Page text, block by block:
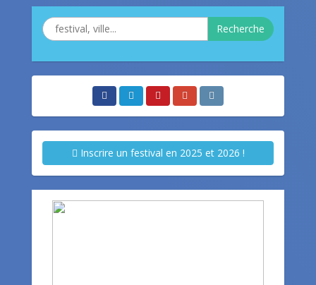
Recherche
Inscrire un festival en 2025 et 2026 !